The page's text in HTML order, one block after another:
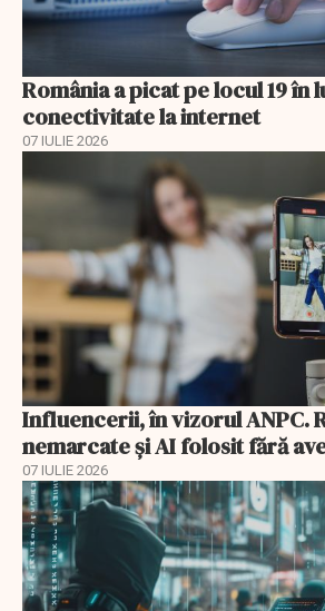
România a picat pe locul 19 în
conectivitate la internet
07 IULIE 2026
Influencerii, în vizorul ANPC.
nemarcate și AI folosit fără
07 IULIE 2026